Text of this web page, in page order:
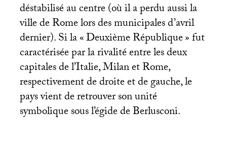
déstabilisé au centre (où il a perdu aussi la
ville de Rome lors des municipales d’avril
dernier). Si la «Deuxième République» fut
caractérisée par la rivalité entre les deux
capitales de l’Italie, Milan et Rome,
respectivement de droite et de gauche, le
pays vient de retrouver son unité
symbolique sous l’égide de Berlusconi.